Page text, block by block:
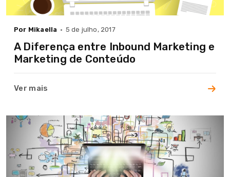
Por Mikaella 5 de julho, 2017
A Diferença entre Inbound Marketing e
Marketing de Conteúdo
Ver mais